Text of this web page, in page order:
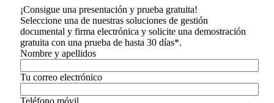
¡Consigue una presentación y prueba gratuita!
Seleccione una de nuestras soluciones de gestión
documental y firma electrónica y solicite una demostración
gratuita con una prueba de hasta 30 días*.
Nombre y apellidos
Tu correo electrónico